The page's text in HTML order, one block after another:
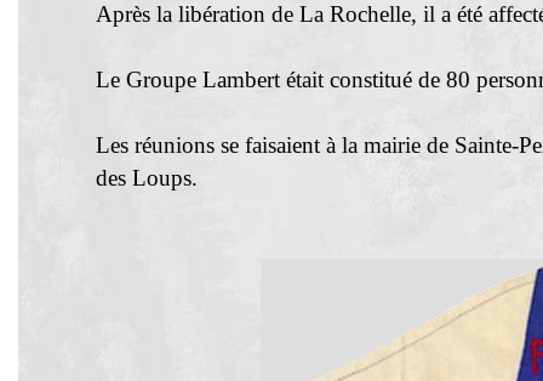
Après la libération de La Rochelle, il a été
Le Groupe Lambert était constitué de 80
Les réunions se faisaient à la mairie de Sainte-
des Loups.